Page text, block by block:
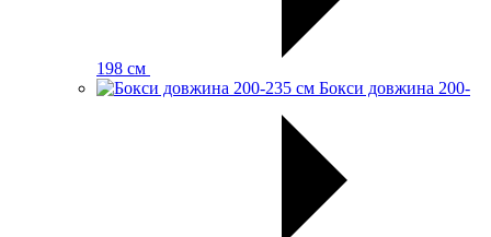
198 см
Бокси довжина 200-